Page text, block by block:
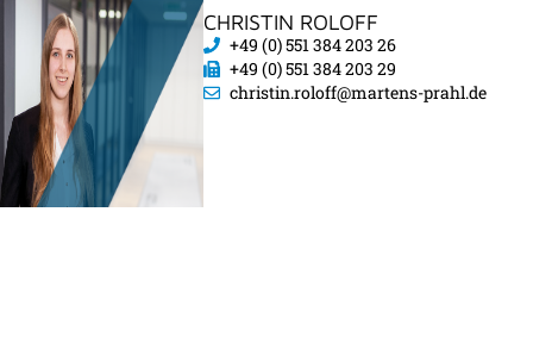
CHRISTIN ROLOFF
+49 (0) 551 384 203 26
+49 (0) 551 384 203 29
christin.roloff@martens-prahl.de